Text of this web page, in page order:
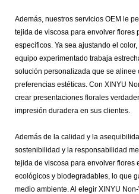
Además, nuestros servicios OEM le
tejida de viscosa para envolver flores
específicos. Ya sea ajustando el
equipo experimentado trabaja
solución personalizada que se alinee
preferencias estéticas. Con XINYU
crear presentaciones florales
impresión duradera en sus clientes.
Además de la calidad y la
sostenibilidad y la responsabilidad
tejida de viscosa para envolver flores
ecológicos y biodegradables, lo que
medio ambiente. Al elegir XINYU